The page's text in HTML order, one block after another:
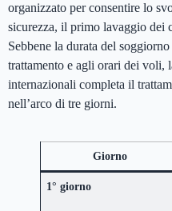
organizzato per consentire lo
sicurezza, il primo lavaggio dei
Sebbene la durata del
trattamento e agli orari dei voli,
internazionali completa il
nell’arco di tre giorni.
Giorno
1° giorno